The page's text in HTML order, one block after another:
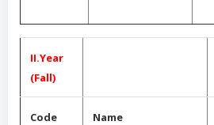
II.Year
(Fall)
Code Name